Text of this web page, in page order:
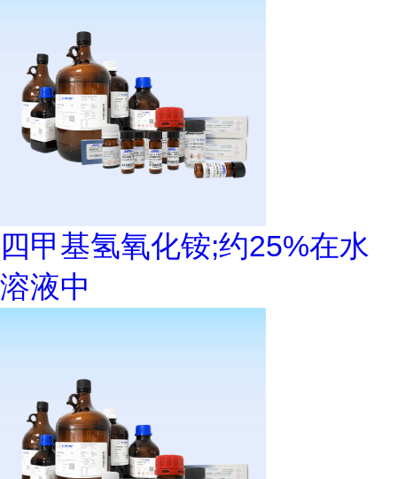
四甲基氢氧化铵;约25%在水
溶液中